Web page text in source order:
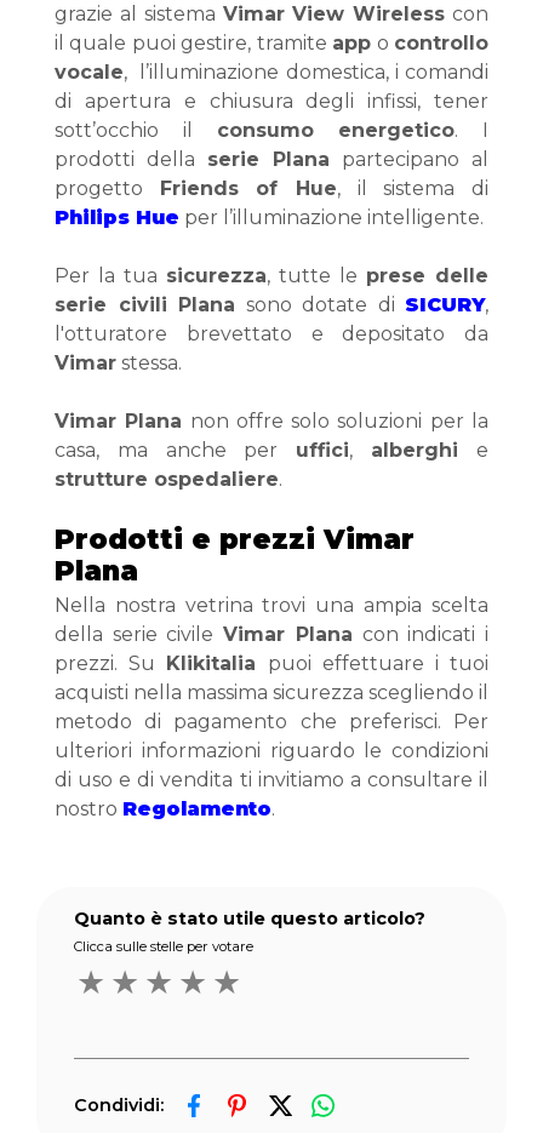
grazie al sistema Vimar View Wireless con
il quale puoi gestire, tramite app o controllo
vocale,  l’illuminazione domestica, i comandi
di apertura e chiusura degli infissi, tener
sott’occhio il consumo energetico. I
prodotti della serie Plana partecipano al
progetto Friends of Hue, il sistema di
Philips Hue per l’illuminazione intelligente.
Per la tua sicurezza, tutte le prese delle
serie civili Plana sono dotate di SICURY,
Vimar stessa.
Vimar Plana non offre solo soluzioni per la
casa, ma anche per uffici, alberghi
strutture ospedaliere.
Prodotti e prezzi Vimar
Plana
Nella nostra vetrina trovi una ampia scelta
della serie civile Vimar Plana con indicati i
prezzi. Su Klikitalia puoi effettuare i tuoi
acquisti nella massima sicurezza scegliendo il
metodo di pagamento che preferisci. Per
ulteriori informazioni riguardo le condizioni
di uso e di vendita ti invitiamo a consultare il
nostro Regolamento.
Quanto è stato utile questo articolo?
Clicca sulle stelle per votare
★ ★ ★ ★ ★
Condividi: